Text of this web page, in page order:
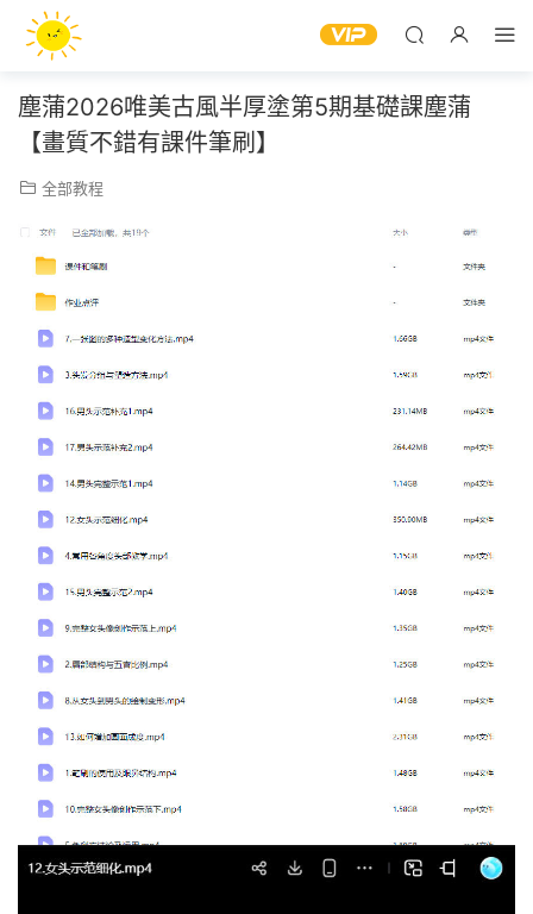
塵蒲2026唯美古風半厚塗第5期基礎課塵蒲
【畫質不錯有課件筆刷】
全部教程